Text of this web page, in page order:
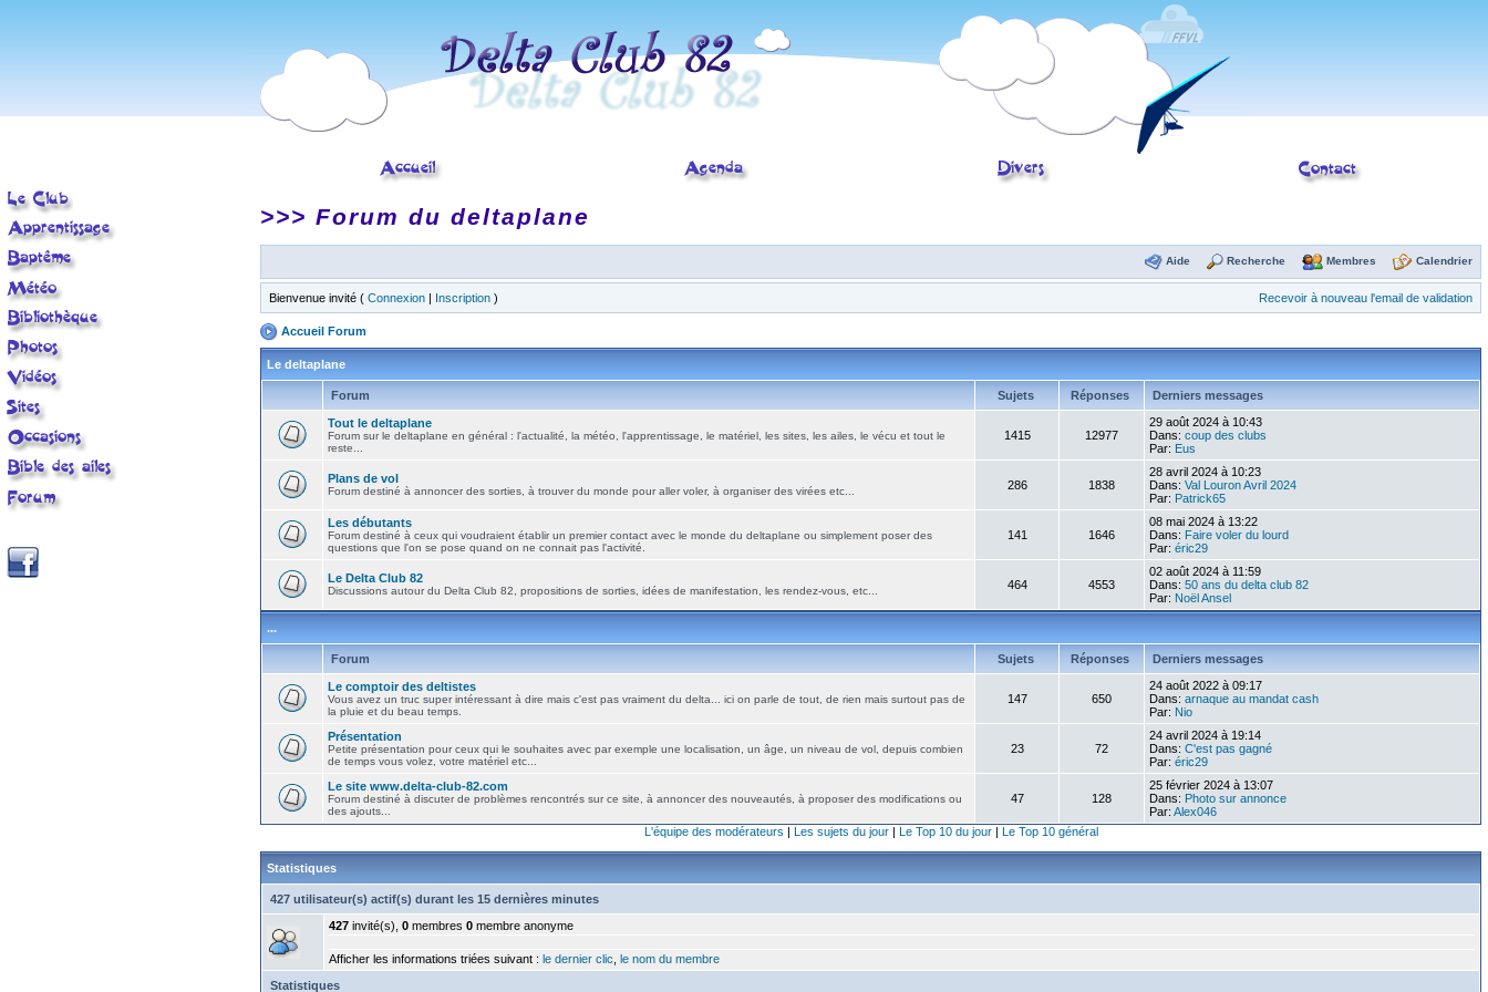
>>> Forum du deltaplane
Aide Recherche Membres Calendrier
Bienvenue invité ( Connexion | Inscription ) Recevoir à nouveau l'email de validation
Accueil Forum
Le deltaplane
Forum Sujets Réponses Derniers messages
Tout le deltaplane
Forum sur le deltaplane en général : l'actualité, la météo, l'apprentissage, le matériel, les sites, les ailes, le vécu et tout le
reste...
1415 12977
29 août 2024 à 10:43
Dans: coup des clubs
Par: Eus
Plans de vol
Forum destiné à annoncer des sorties, à trouver du monde pour aller voler, à organiser des virées etc... 286 1838
28 avril 2024 à 10:23
Dans: Val Louron Avril 2024
Par: Patrick65
Les débutants
Forum destiné à ceux qui voudraient établir un premier contact avec le monde du deltaplane ou simplement poser des
questions que l'on se pose quand on ne connait pas l'activité.
141 1646
08 mai 2024 à 13:22
Dans: Faire voler du lourd
Par: éric29
Le Delta Club 82
Discussions autour du Delta Club 82, propositions de sorties, idées de manifestation, les rendez-vous, etc... 464 4553
02 août 2024 à 11:59
Dans: 50 ans du delta club 82
Par: Noël Ansel
...
Forum Sujets Réponses Derniers messages
Le comptoir des deltistes
Vous avez un truc super intéressant à dire mais c'est pas vraiment du delta... ici on parle de tout, de rien mais surtout pas de
la pluie et du beau temps.
147 650
24 août 2022 à 09:17
Dans: arnaque au mandat cash
Par: Nio
Présentation
Petite présentation pour ceux qui le souhaites avec par exemple une localisation, un âge, un niveau de vol, depuis combien
de temps vous volez, votre matériel etc...
23 72
24 avril 2024 à 19:14
Dans: C'est pas gagné
Par: éric29
Le site www.delta-club-82.com
Forum destiné à discuter de problèmes rencontrés sur ce site, à annoncer des nouveautés, à proposer des modifications ou
des ajouts...
47 128
25 février 2024 à 13:07
Dans: Photo sur annonce
Par: Alex046
L'équipe des modérateurs | Les sujets du jour| Le Top 10 du jour| Le Top 10 général
Statistiques
427 utilisateur(s) actif(s) durant les 15 dernières minutes
427 invité(s), 0 membres 0 membre anonyme
Afficher les informations triées suivant : le dernier clic le nom du membre
Statistiques